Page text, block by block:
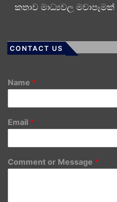
කතාව මාධ්‍යවල මවාපෑමක්
CONTACT US
Name *
Email *
Comment or Message *